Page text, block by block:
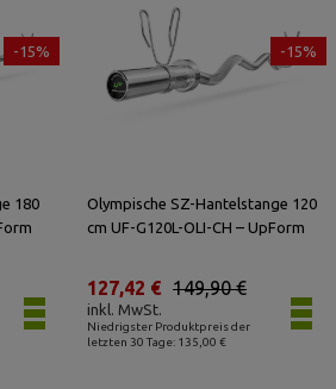
-15%
180
-15%
Olympische SZ-Hantelstange 120
cm UF-G120L-OLI-CH – UpForm
Niedrigster Produktpreis der
letzten 30 Tage: 135,00 €
149,90 €
127,42 €
inkl. MwSt.